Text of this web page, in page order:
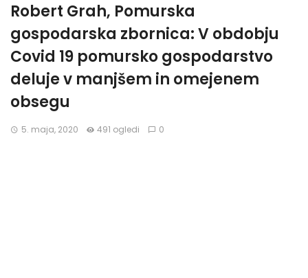
Robert Grah, Pomurska
gospodarska zbornica: V obdobju
Covid 19 pomursko gospodarstvo
deluje v manjšem in omejenem
obsegu
5. maja, 2020 491 ogledi 0